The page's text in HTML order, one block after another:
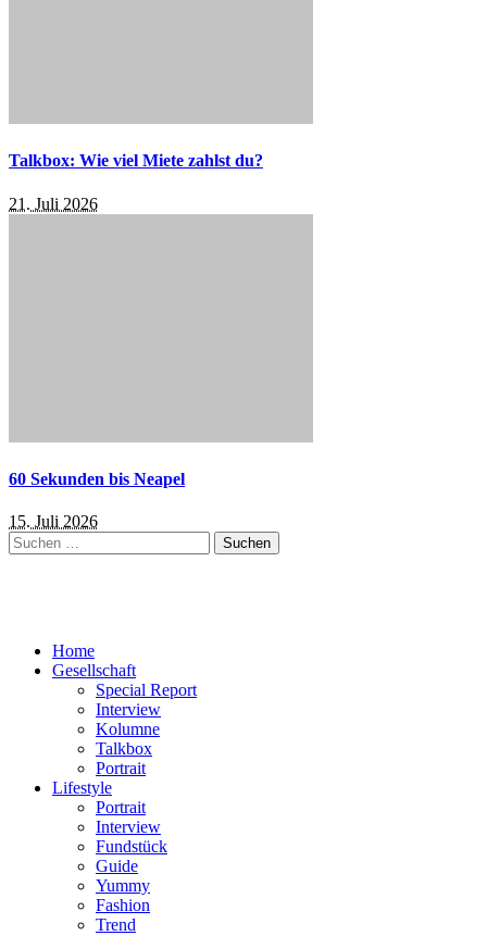
Talkbox: Wie viel Miete zahlst du?
21. Juli 2026
60 Sekunden bis Neapel
15. Juli 2026
Suchen
nach:
Home
Gesellschaft
Special Report
Interview
Kolumne
Talkbox
Portrait
Lifestyle
Portrait
Interview
Fundstück
Guide
Yummy
Fashion
Trend